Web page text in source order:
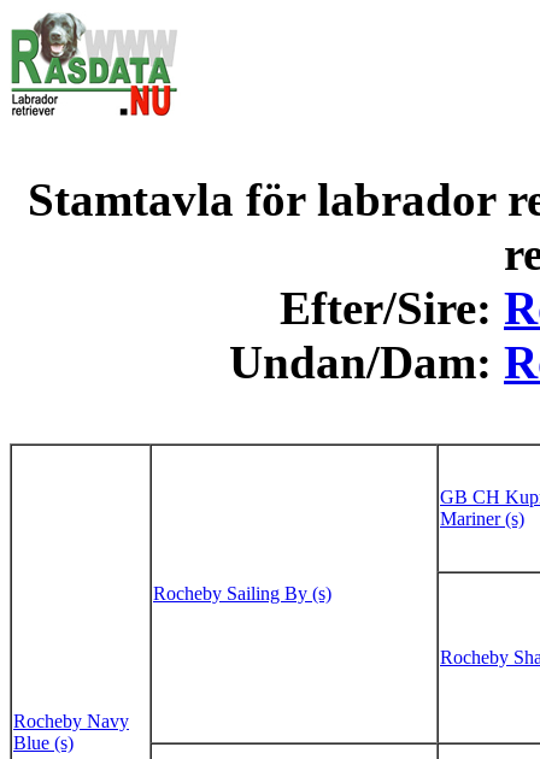
Stamtavla för labrador
Efter/Sire:
Undan/Dam:
Rocheby Navy
Blue (s)
Rocheby Sailing By (s)
GB CH
Mariner (s)
Rocheby